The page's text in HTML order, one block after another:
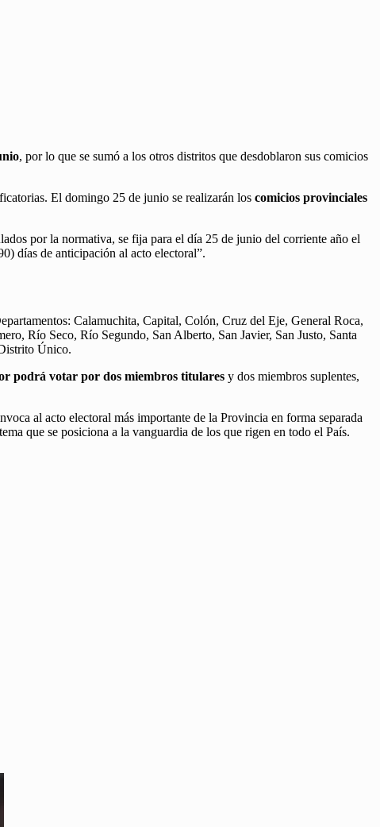
, por lo que se sumó a los otros distritos que desdoblaron sus comicios
El domingo 25 de junio se realizarán los comicios provinciales
por la normativa, se fija para el día 25 de junio del corriente año el
días de anticipación al acto electoral”.
Calamuchita, Capital, Colón, Cruz del Eje, General Roca,
Río Seco, Río Segundo, San Alberto, San Javier, San Justo, Santa
Único.
podrá votar por dos miembros titulares y dos miembros suplentes,
al acto electoral más importante de la Provincia en forma separada
que se posiciona a la vanguardia de los que rigen en todo el País.